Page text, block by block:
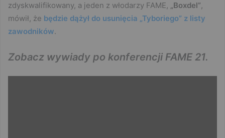
zdyskwalifikowany, a jeden z włodarzy FAME, „Boxdel”,
mówił, że będzie dążył do usunięcia „Tyboriego” z listy
zawodników.
Zobacz wywiady po konferencji FAME 21.